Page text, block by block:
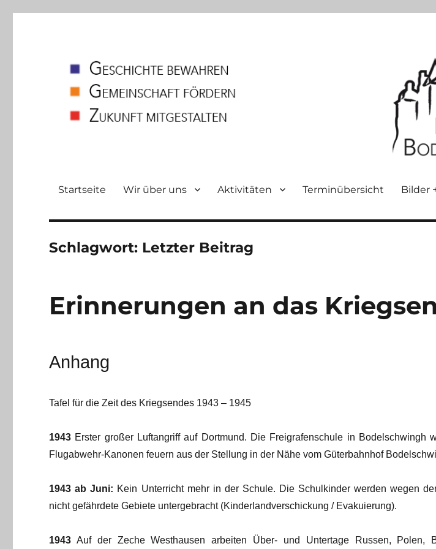
Startseite Wir über uns Aktivitäten Terminübersicht Bilder
Schlagwort: Letzter Beitrag
Erinnerungen an das
Anhang
Tafel für die Zeit des Kriegsendes 1943 – 1945
1943 Erster großer Luftangriff auf Dortmund. Die Freigrafenschule in Bodelschwingh
Flugabwehr-Kanonen feuern aus der Stellung in der Nähe vom Güterbahnhof
1943 ab Juni: Kein Unterricht mehr in der Schule. Die Schulkinder werden wegen
nicht gefährdete Gebiete untergebracht (Kinderlandverschickung / Evakuierung).
1943 Auf der Zeche Westhausen arbeiten Über- und Untertage Russen, Polen,